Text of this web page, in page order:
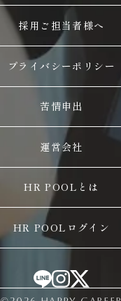
採用ご担当者様へ
プライバシーポリシー
苦情申出
運営会社
HR POOLとは
HR POOLログイン